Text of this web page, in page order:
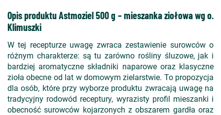
Opis produktu Astmoziel 500 g – mieszanka ziołowa wg o.
Klimuszki
W tej recepturze uwagę zwraca zestawienie surowców o
różnym charakterze: są tu zarówno rośliny śluzowe, jak i
bardziej aromatyczne składniki naparowe oraz klasyczne
zioła obecne od lat w domowym zielarstwie. To propozycja
dla osób, które przy wyborze produktu zwracają uwagę na
tradycyjny rodowód receptury, wyrazisty profil mieszanki i
obecność surowców kojarzonych z obszarem gardła oraz